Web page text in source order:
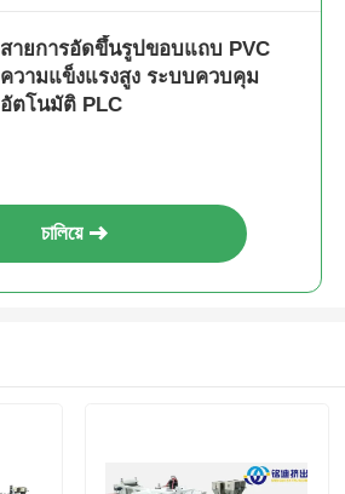
สายการอัดขึ้นรูปขอบแถบ PVC
ความแข็งแรงสูง ระบบควบคุม
อัตโนมัติ PLC
চালিয়ে